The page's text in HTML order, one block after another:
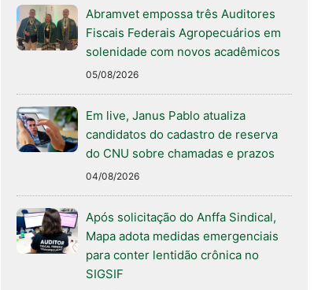
Abramvet empossa três Auditores
Fiscais Federais Agropecuários em
solenidade com novos acadêmicos
05/08/2026
Em live, Janus Pablo atualiza
candidatos do cadastro de reserva
do CNU sobre chamadas e prazos
04/08/2026
Após solicitação do Anffa Sindical,
Mapa adota medidas emergenciais
para conter lentidão crônica no
SIGSIF